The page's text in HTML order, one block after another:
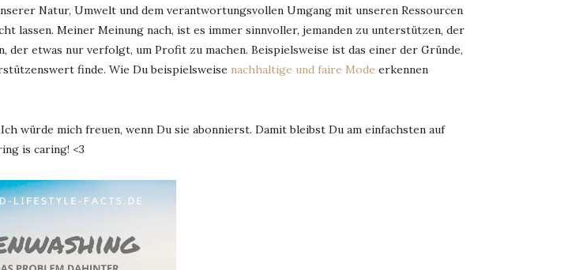
Natur, Umwelt und dem verantwortungsvollen Umgang mit unseren Ressourcen
lassen. Meiner Meinung nach, ist es immer sinnvoller, jemanden zu unterstützen, der
etwas nur verfolgt, um Profit zu machen. Beispielsweise ist das einer der Gründe,
finde. Wie Du beispielsweise nachhaltige und faire Mode erkennen
würde mich freuen, wenn Du sie abonnierst. Damit bleibst Du am einfachsten auf
is caring! <3